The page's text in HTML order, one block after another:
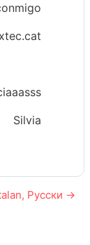
conmigo:
Silvia
→ Intercambio español,ingles,catalan, Русски